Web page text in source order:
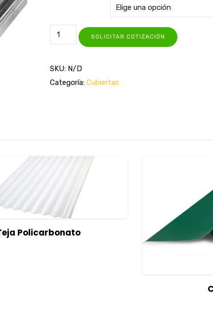
SOLICITAR COTIZACIÓN
SKU: N/D
Categoría: Cubiertas
Seleccionar opciones
Policarbonato
View Details